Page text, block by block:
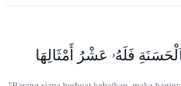
فَلَهُۥ عَشْرُ أَمْثَالِهَا